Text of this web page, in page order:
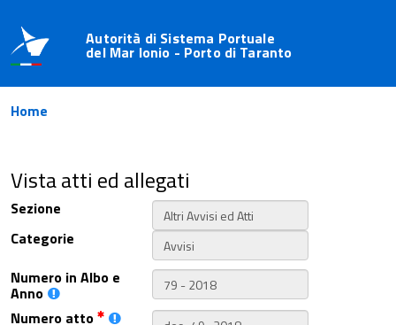
Autorità di Sistema Portuale
del Mar Ionio - Porto di Taranto
Home
Vista atti ed allegati
Sezione
Categorie
Numero in Albo e
Anno
Numero atto